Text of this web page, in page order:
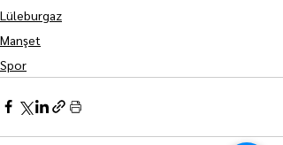
Lüleburgaz
Manşet
Spor